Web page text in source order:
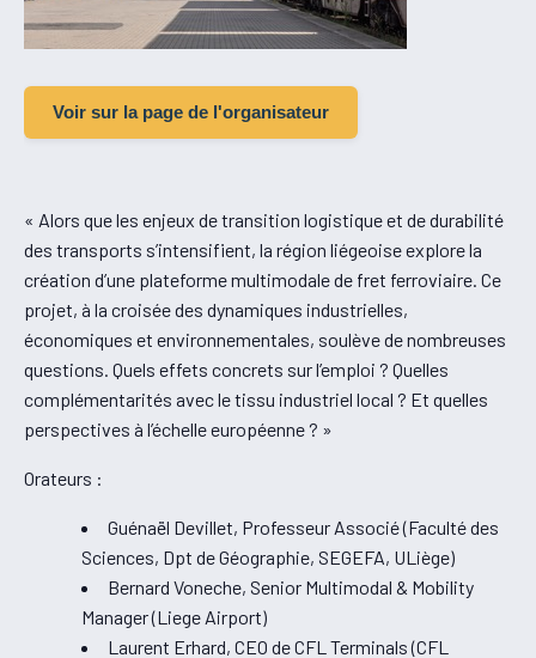
Voir sur la page de l'organisateur
« Alors que les enjeux de transition logistique et de durabilité
des transports s’intensifient, la région liégeoise explore la
création d’une plateforme multimodale de fret ferroviaire. Ce
projet, à la croisée des dynamiques industrielles,
économiques et environnementales, soulève de nombreuses
questions. Quels effets concrets sur l’emploi ? Quelles
complémentarités avec le tissu industriel local ? Et quelles
perspectives à l’échelle européenne ? »
Orateurs :
Guénaël Devillet, Professeur Associé (Faculté des
Sciences, Dpt de Géographie, SEGEFA, ULiège)
Bernard Voneche, Senior Multimodal & Mobility
Manager (Liege Airport)
Laurent Erhard, CEO de CFL Terminals (CFL